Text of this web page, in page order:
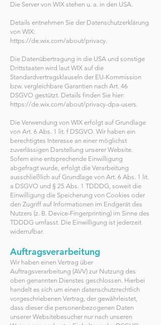
Die Server von WIX stehen u. a. in den USA.
Details entnehmen Sie der Datenschutzerklärung
von WIX:
https://de.wix.com/about/privacy.
Die Datenübertragung in die USA und sonstige
Drittstaaten wird laut WIX auf die
Standardvertragsklauseln der EU-Kommission
bzw. vergleichbare Garantien nach Art. 46
DSGVO gestützt. Details finden Sie hier:
https://de.wix.com/about/privacy-dpa-users.
Die Verwendung von WIX erfolgt auf Grundlage
von Art. 6 Abs. 1 lit. f DSGVO. Wir haben ein
berechtigtes Interesse an einer möglichst
zuverlässigen Darstellung unserer Website.
Sofern eine entsprechende Einwilligung
abgefragt wurde, erfolgt die Verarbeitung
ausschließlich auf Grundlage von Art. 6 Abs. 1 lit.
a DSGVO und § 25 Abs. 1 TDDDG, soweit die
Einwilligung die Speicherung von Cookies oder
den Zugriff auf Informationen im Endgerät des
Nutzers (z. B. Device-Fingerprinting) im Sinne des
TDDDG umfasst. Die Einwilligung ist jederzeit
widerrufbar.
Auftragsverarbeitung
Wir haben einen Vertrag über
Auftragsverarbeitung (AVV) zur Nutzung des
oben genannten Dienstes geschlossen. Hierbei
handelt es sich um einen datenschutzrechtlich
vorgeschriebenen Vertrag, der gewährleistet,
dass dieser die personenbezogenen Daten
unserer Websitebesucher nur nach unseren